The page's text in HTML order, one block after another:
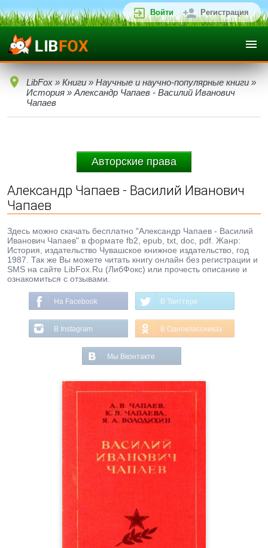
Войти Регистрация
LibFox » Книги » Научные и научно-популярные книги »
История » Александр Чапаев - Василий Иванович
Чапаев
Авторские права
Александр Чапаев - Василий Иванович
Чапаев
Здесь можно скачать бесплатно "Александр Чапаев - Василий
Иванович Чапаев" в формате fb2, epub, txt, doc, pdf. Жанр:
История, издательство Чувашское книжное издательство, год
1987. Так же Вы можете читать книгу онлайн без регистрации и
SMS на сайте LibFox.Ru (ЛибФокс) или прочесть описание и
ознакомиться с отзывами.
На Facebook В Твиттере
В Instagram В Одноклассниках
Мы Вконтакте